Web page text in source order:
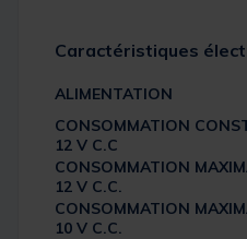
Caractéristiques
ALIMENTATION
CONSOMMATION
12 V C.C
CONSOMMATION
12 V C.C.
CONSOMMATION
10 V C.C.